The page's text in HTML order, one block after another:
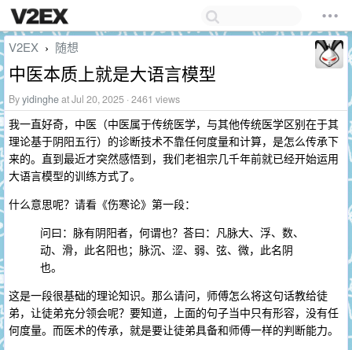
V2EX › 随想
中医本质上就是大语言模型
Byyidingheat Jul 20, 2025 · 2461 views
我一直好奇，中医（中医属于传统医学，与其他传统医学区别在于其
理论基于阴阳五行）的诊断技术不靠任何度量和计算，是怎么传承下
来的。直到最近才突然感悟到，我们老祖宗几千年前就已经开始运用
大语言模型的训练方式了。
什么意思呢？请看《伤寒论》第一段：
问曰：脉有阴阳者，何谓也？荅曰：凡脉大、浮、数、
动、滑，此名阳也；脉沉、涩、弱、弦、微，此名阴
也。
这是一段很基础的理论知识。那么请问，师傅怎么将这句话教给徒
弟，让徒弟充分领会呢？要知道，上面的句子当中只有形容，没有任
何度量。而医术的传承，就是要让徒弟具备和师傅一样的判断能力。